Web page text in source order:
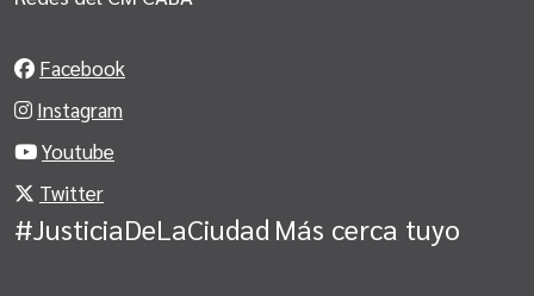
Facebook
Instagram
Youtube
Twitter
#JusticiaDeLaCiudad Más cerca tuyo